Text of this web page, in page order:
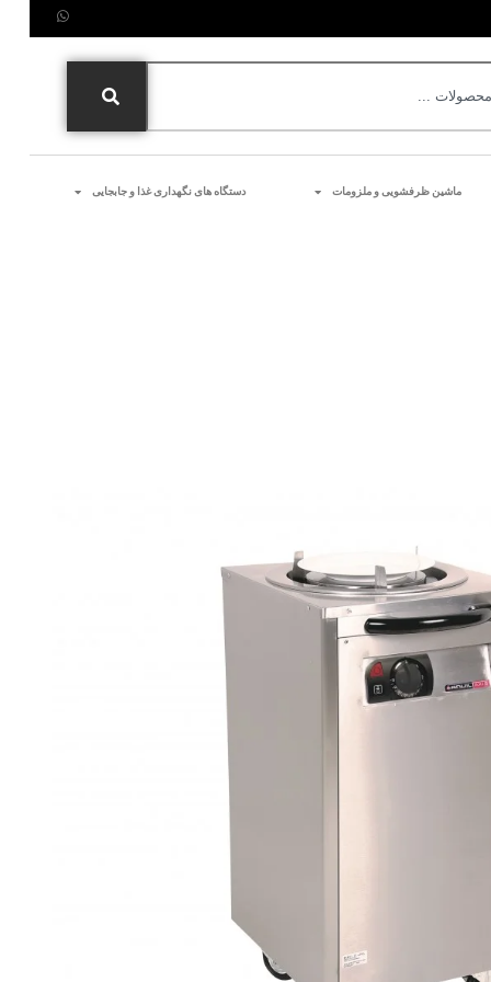
ماشین ظرفشویی و ملزومات دستگاه های نگهداری غذا و جابجایی